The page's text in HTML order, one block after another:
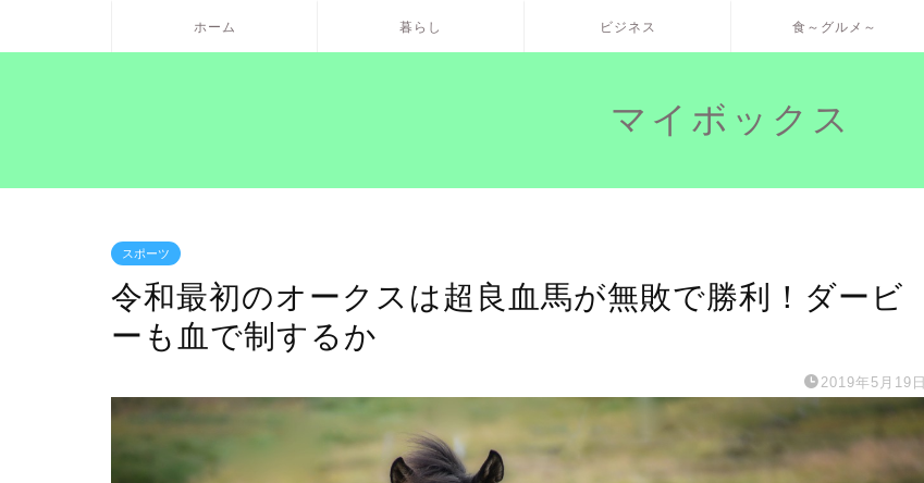
ホーム 暮らし ビジネス 食～グルメ～
マイボックス
スポーツ
令和最初のオークスは超良血馬が無敗で勝利！ダービ
ーも血で制するか
2019年5月19日